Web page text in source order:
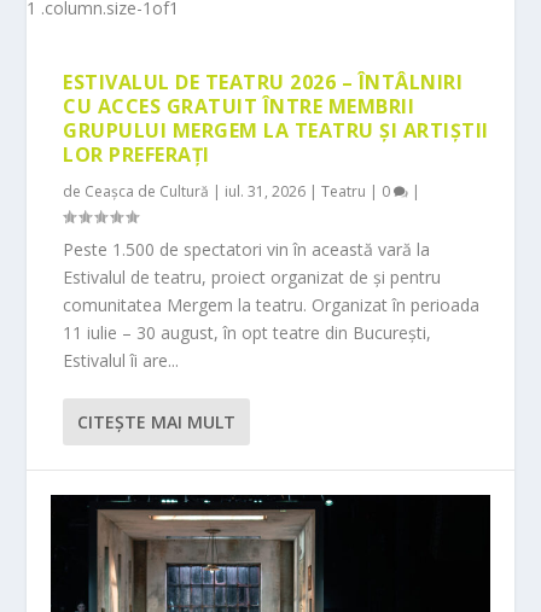
ESTIVALUL DE TEATRU 2026 – ÎNTÂLNIRI
CU ACCES GRATUIT ÎNTRE MEMBRII
GRUPULUI MERGEM LA TEATRU ȘI ARTIȘTII
LOR PREFERAȚI
de Ceașca de Cultură | iul. 31, 2026 |Teatru | 0 |
Peste 1.500 de spectatori vin în această vară la
Estivalul de teatru, proiect organizat de și pentru
comunitatea Mergem la teatru. Organizat în perioada
11 iulie – 30 august, în opt teatre din București,
Estivalul îi are...
CITEŞTE MAI MULT